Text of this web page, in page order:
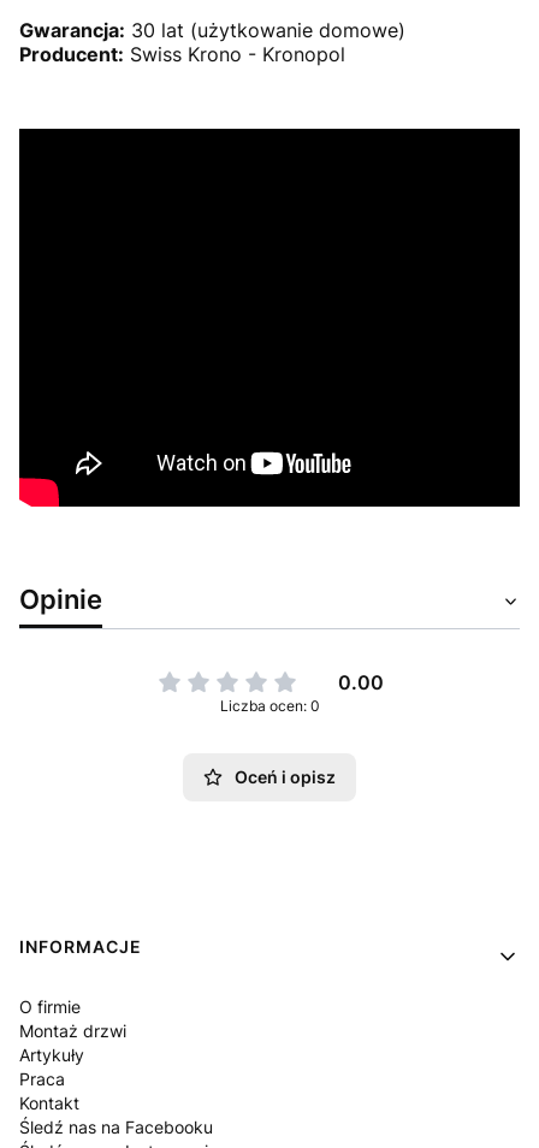
Gwarancja: 30 lat (użytkowanie domowe)
Producent: Swiss Krono - Kronopol
Opinie
0.00
Liczba ocen: 0
Oceń i opisz
Linki w stopce
INFORMACJE
O firmie
Montaż drzwi
Artykuły
Praca
Kontakt
Śledź nas na Facebooku